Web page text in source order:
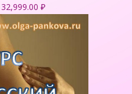
Первоначальная
цена
составляла
49,990.00 ₽.
32,999.00 ₽Текущая
цена: